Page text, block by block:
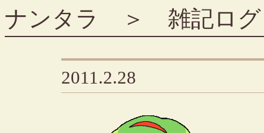
ナンタラ ＞ 雑記ログ
2011.2.28